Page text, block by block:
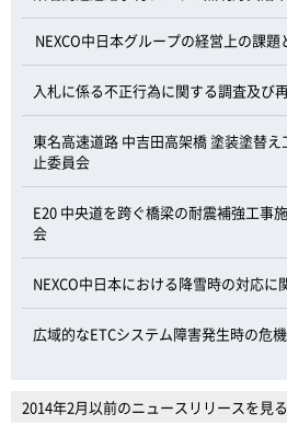
NEXCO中日本グループの経営上の課題
入札に係る不正行為に関する調査及び
東名高速道路 中吉田高架橋 塗装塗替
止委員会
E20 中央道を跨ぐ橋梁の耐震補強工事
会
NEXCO中日本における降雪時の対応に
広域的なETCシステム障害発生時の危
2014年2月以前のニュースリリースを見る